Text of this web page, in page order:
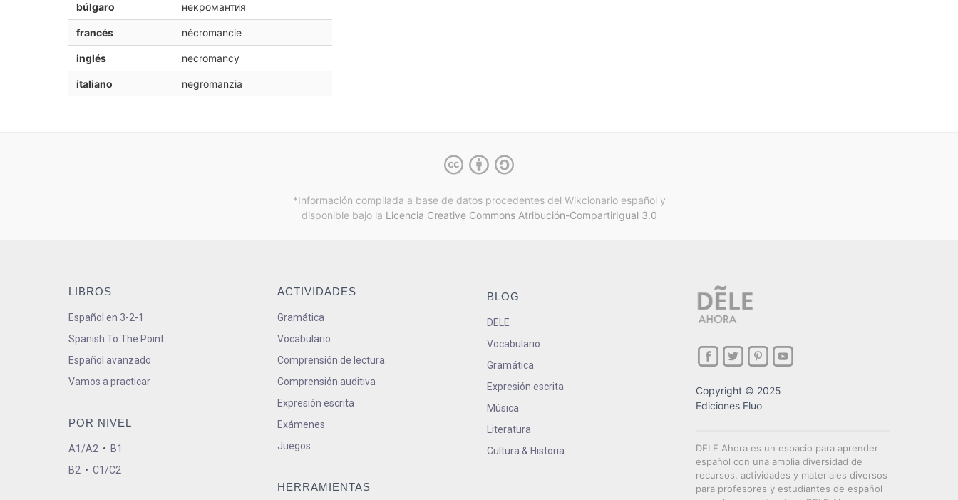
búlgaro некромантия
francés nécromancie
inglés necromancy
italiano negromanzia
*Información compilada a base de datos procedentes del Wikcionario español y
disponible bajo la Licencia Creative Commons Atribución-CompartirIgual 3.0
LIBROS
Español en 3-2-1
Spanish To The Point
Español avanzado
Vamos a practicar
POR NIVEL
A1/A2 • B1
B2 • C1/C2
ACTIVIDADES
Gramática
Vocabulario
Comprensión de lectura
Comprensión auditiva
Expresión escrita
Exámenes
Juegos
HERRAMIENTAS
BLOG
DELE
Vocabulario
Gramática
Expresión escrita
Música
Literatura
Cultura & Historia
Copyright © 2025
Ediciones Fluo
DELE Ahora es un espacio para aprender
español con una amplia diversidad de
recursos, actividades y materiales diversos
para profesores y estudiantes de español